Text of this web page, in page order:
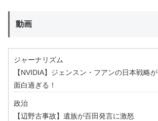
動画
ジャーナリズム
【NVIDIA】ジェンスン・フアンの日本戦略が
面白過ぎる！
政治
【辺野古事故】遺族が百田発言に激怒